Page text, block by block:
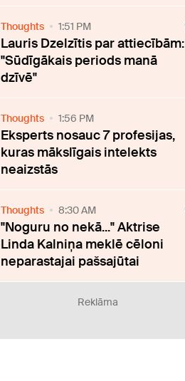
Thoughts 1:51 PM
Lauris Dzelzītis par attiecībām:
"Sūdīgākais periods manā
dzīvē"
Thoughts 1:56 PM
Eksperts nosauc 7 profesijas,
kuras mākslīgais intelekts
neaizstās
Thoughts 8:30 AM
"Noguru no nekā..." Aktrise
Linda Kalniņa meklē cēloni
neparastajai pašsajūtai
Reklāma